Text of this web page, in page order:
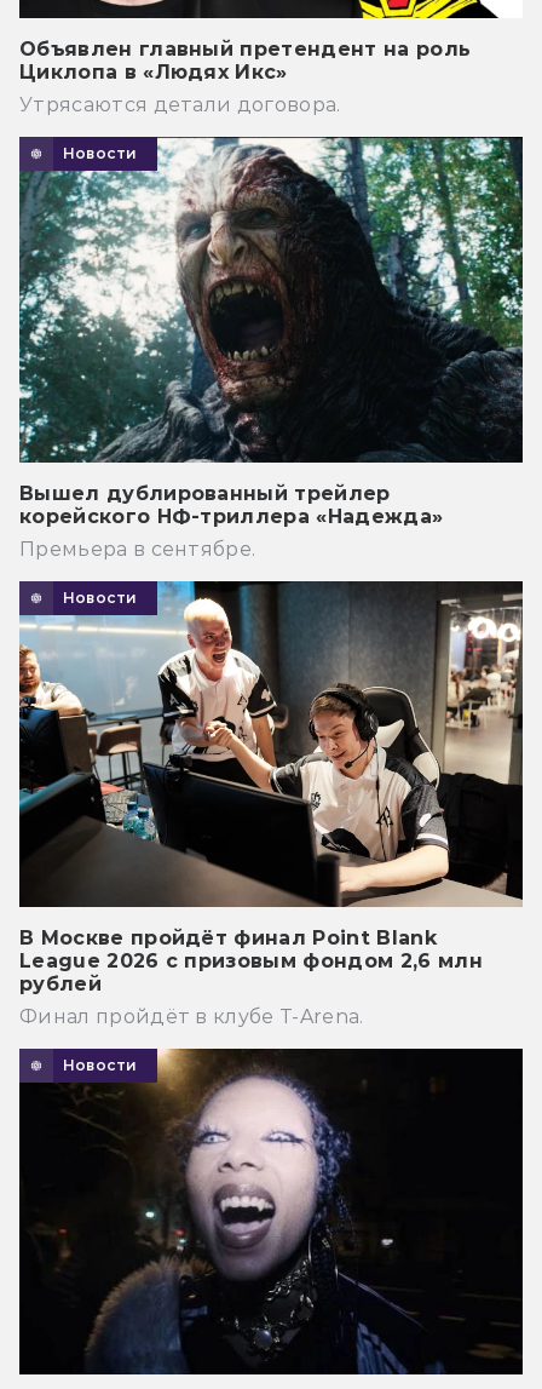
Объявлен главный претендент на роль
Циклопа в «Людях Икс»
Утрясаются детали договора.
Новости
Вышел дублированный трейлер
корейского НФ-триллера «Надежда»
Премьера в сентябре.
Новости
В Москве пройдёт финал Point Blank
League 2026 с призовым фондом 2,6 млн
рублей
Финал пройдёт в клубе T-Arena.
Новости